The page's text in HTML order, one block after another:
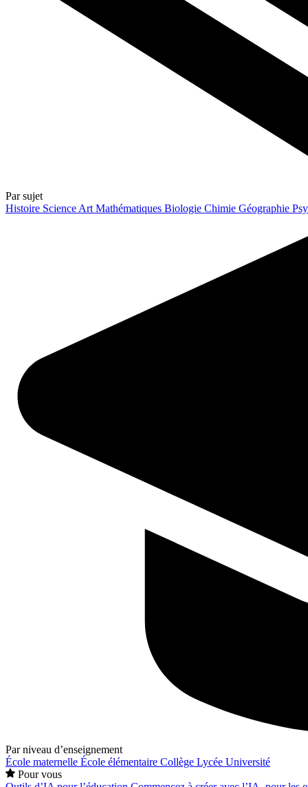
Par sujet
Histoire Science Art Mathématiques Biologie Chimie Géographie
Par niveau d’enseignement
École maternelle École élémentaire Collège Lycée Université
Pour vous